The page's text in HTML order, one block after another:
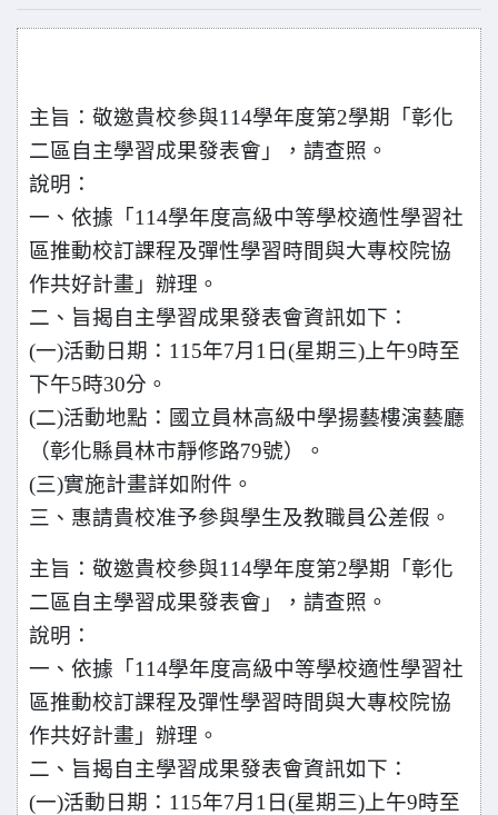
主旨：敬邀貴校參與114學年度第2學期「彰化
二區自主學習成果發表會」，請查照。
說明：
一、依據「114學年度高級中等學校適性學習社
區推動校訂課程及彈性學習時間與大專校院協
作共好計畫」辦理。
二、旨揭自主學習成果發表會資訊如下：
(一)活動日期：115年7月1日(星期三)上午9時至
下午5時30分。
(二)活動地點：國立員林高級中學揚藝樓演藝廳
（彰化縣員林市靜修路79號）。
(三)實施計畫詳如附件。
三、惠請貴校准予參與學生及教職員公差假。
主旨：敬邀貴校參與114學年度第2學期「彰化
二區自主學習成果發表會」，請查照。
說明：
一、依據「114學年度高級中等學校適性學習社
區推動校訂課程及彈性學習時間與大專校院協
作共好計畫」辦理。
二、旨揭自主學習成果發表會資訊如下：
(一)活動日期：115年7月1日(星期三)上午9時至